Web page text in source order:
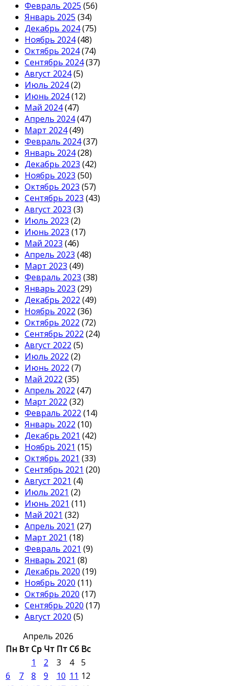
Февраль 2025 (56)
Январь 2025 (34)
Декабрь 2024(75)
Ноябрь 2024(48)
Октябрь 2024(74)
Сентябрь 2024(37)
Август 2024(5)
Июль 2024(2)
Июнь 2024(12)
Май 2024(47)
Апрель 2024(47)
Март 2024(49)
Февраль 2024(37)
Январь 2024(28)
Декабрь 2023 (42)
Ноябрь 2023 (50)
Октябрь 2023 (57)
Сентябрь 2023 (43)
Август 2023 (3)
Июль 2023 (2)
Июнь 2023 (17)
Май 2023 (46)
Апрель 2023 (48)
Март 2023 (49)
Февраль 2023 (38)
Январь 2023 (29)
Декабрь 2022 (49)
Ноябрь 2022 (36)
Октябрь 2022 (72)
Сентябрь 2022 (24)
Август 2022 (5)
Июль 2022 (2)
Июнь 2022 (7)
Май 2022 (35)
Апрель 2022 (47)
Март 2022 (32)
Февраль 2022 (14)
Январь 2022 (10)
Декабрь 2021 (42)
Ноябрь 2021 (15)
Октябрь 2021 (33)
Сентябрь 2021 (20)
Август 2021 (4)
Июль 2021 (2)
Июнь 2021 (11)
Май 2021 (32)
Апрель 2021 (27)
Март 2021 (18)
Февраль 2021 (9)
Январь 2021 (8)
Декабрь 2020 (19)
Ноябрь 2020 (11)
Октябрь 2020 (17)
Сентябрь 2020 (17)
Август 2020 (5)
Апрель 2026
Пн ВтСр Чт ПтСб Вс
1
2 3 4
5
6
7 8 9 10 11 12